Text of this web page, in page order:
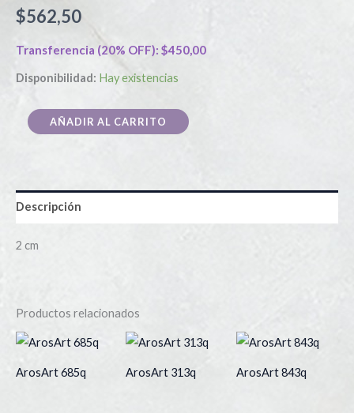
$562,50
Transferencia (20% OFF): $450,00
Disponibilidad: Hay existencias
AÑADIR AL CARRITO
Descripción
2 cm
Productos relacionados
ArosArt 685q ArosArt 313q ArosArt 843q